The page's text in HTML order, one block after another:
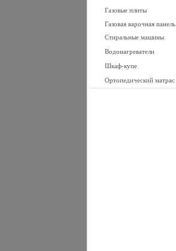
Газовые плиты
Газовая варочная панель
Стиральные машины
Водонагреватели
Шкаф-купе
Ортопедический матрас